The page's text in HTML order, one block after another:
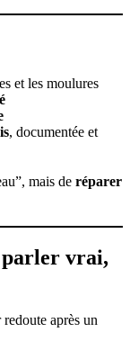
et les moulures
, documentée et
mais de réparer
parler vrai,
après un